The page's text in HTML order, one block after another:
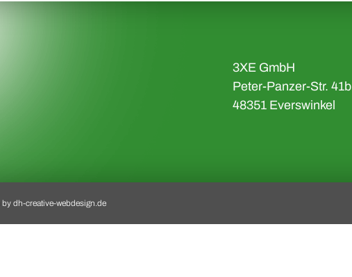
3XE GmbH
Peter-Panzer-Str. 41b
48351 Everswinkel
by dh-creative-webdesign.de